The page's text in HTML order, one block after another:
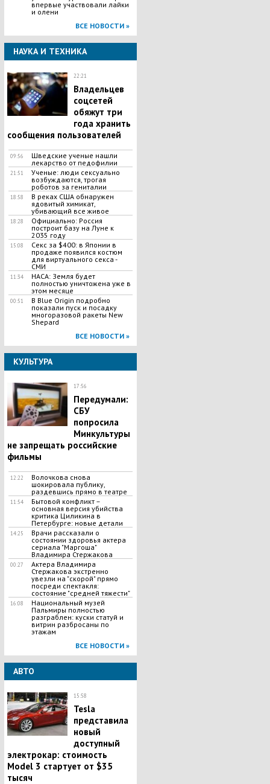
впервые участвовали лайки
и олени
ВСЕ НОВОСТИ »
НАУКА И ТЕХНИКА
22:21
Владельцев
соцсетей
обяжут три
года хранить
сообщения пользователей
09:56
Шведские ученые нашли
лекарство от педофилии
21:51
Ученые: люди сексуально
возбуждаются, трогая
роботов за гениталии
18:58
В реках США обнаружен
ядовитый химикат,
убивающий все живое
18:28
Официально: Россия
построит базу на Луне к
2035 году
15:08
Секс за $400: в Японии в
продаже появился костюм
для виртуального секса -
СМИ
11:34
НАСА: Земля будет
полностью уничтожена уже в
этом месяце
00:51
В Blue Origin подробно
показали пуск и посадку
многоразовой ракеты New
Shepard
ВСЕ НОВОСТИ »
КУЛЬТУРА
17:56
Передумали:
СБУ
попросила
Минкультуры
не запрещать российские
фильмы
12:22
Волочкова снова
шокировала публику,
раздевшись прямо в театре
11:54
Бытовой конфликт –
основная версия убийства
критика Циликина в
Петербурге: новые детали
14:25
Врачи рассказали о
состоянии здоровья актера
сериала "Маргоша"
Владимира Стержакова
00:27
Актера Владимира
Стержакова экстренно
увезли на "скорой" прямо
посреди спектакля:
состояние "средней тяжести"
16:08
Национальный музей
Пальмиры полностью
разграблен: куски статуй и
витрин разбросаны по
этажам
ВСЕ НОВОСТИ »
АВТО
15:58
Tesla
представила
новый
доступный
электрокар: стоимость
Model 3 стартует от $35
тысяч